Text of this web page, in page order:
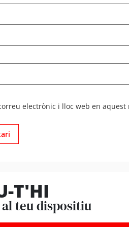
electrònic i lloc web en
T'HI
teu dispositiu